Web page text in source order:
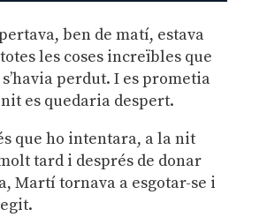
ben de matí, estava
les coses increïbles que
perdut. I es prometia
es quedaria despert.
que ho intentara, a la nit
tard i després de donar
Martí tornava a esgotar-se i